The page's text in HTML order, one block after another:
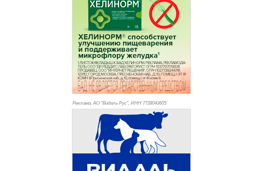
Реклама. АО "Видаль Рус", ИНН 7728043605